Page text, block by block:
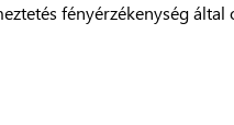
fényérzékenység